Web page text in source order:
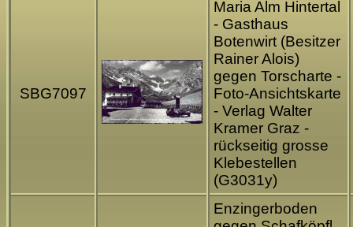
SBG7097
Maria Alm Hintertal
- Gasthaus
Botenwirt (Besitzer
Rainer Alois)
gegen Torscharte -
Foto-Ansichtskarte
- Verlag Walter
Kramer Graz -
rückseitig grosse
Klebestellen
(G3031y)
Enzingerboden